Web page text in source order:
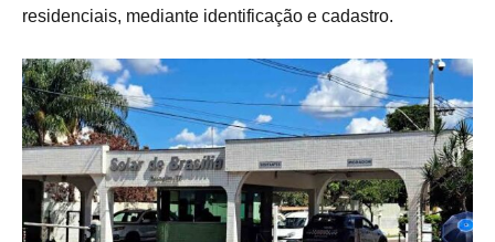
residenciais, mediante identificação e cadastro.